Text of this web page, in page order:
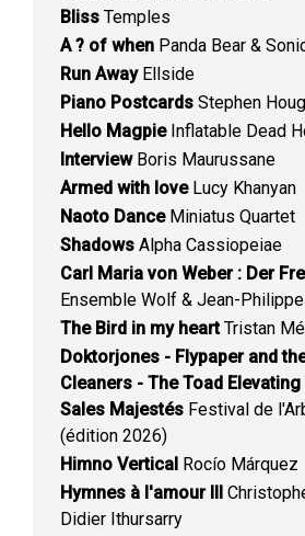
Bliss Temples
A ? of when Panda Bear &
Run AwayEllside
Piano Postcards Stephen
Hello MagpieInflatable Dead
InterviewBoris Maurussane
Armed with loveLucy Khanyan
Naoto DanceMiniatus Quartet
Shadows Alpha Cassiopeiae
Carl Maria von Weber : Der
Ensemble Wolf & Jean-
The Bird in my heartTristan
Doktorjones - Flypaper and
Cleaners - The Toad
Sales Majestés Festival de
(édition 2026)
Himno Vertical Rocío Márquez
Hymnes à l'amour III
Didier Ithursarry